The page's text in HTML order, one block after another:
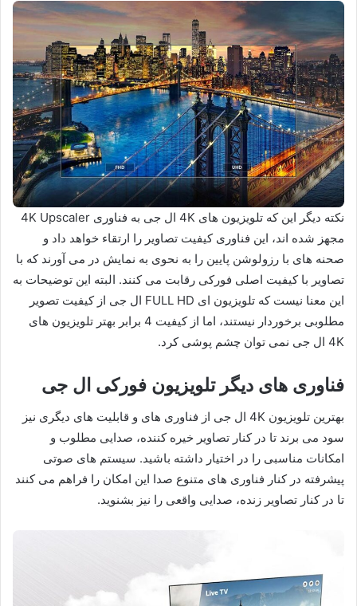
نکته دیگر این که تلویزیون های 4K ال جی به فناوری 4K Upscaler
مجهز شده اند، این فناوری کیفیت تصاویر را ارتقاء خواهد داد و
صحنه های با رزولوشن پایین را به نحوی به نمایش در می آورند که با
تصاویر با کیفیت اصلی فورکی رقابت می کنند. البته این توضیحات به
این معنا نیست که تلویزیون ای FULL HD ال جی از کیفیت تصویر
مطلوبی برخوردار نیستند، اما از کیفیت 4 برابر بهتر تلویزیون های
4K ال جی نمی توان چشم پوشی کرد.
فناوری های دیگر تلویزیون فورکی ال جی
بهترین تلویزیون 4K ال جی از فناوری های و قابلیت های دیگری نیز
سود می برند تا در کنار تصاویر خیره کننده، صدایی مطلوب و
امکانات مناسبی را در اختیار داشته باشید. سیستم های صوتی
پیشرفته در کنار فناوری های متنوع صدا این امکان را فراهم می کنند
تا در کنار تصاویر زنده، صدایی واقعی را نیز بشنوید.